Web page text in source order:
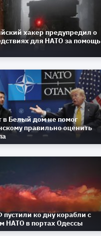
хакер предупредил о
для НАТО за помощь
в Белый дом не помог
правильно оценить
ко дну корабли с
НАТО в портах Одессы